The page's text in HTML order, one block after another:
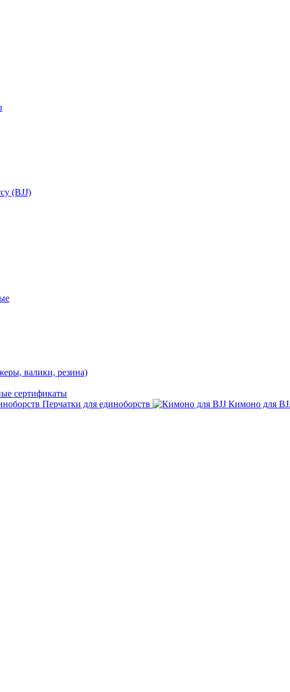
(BJJ)
валики, резина)
сертификаты
Перчатки для единоборств Кимоно для